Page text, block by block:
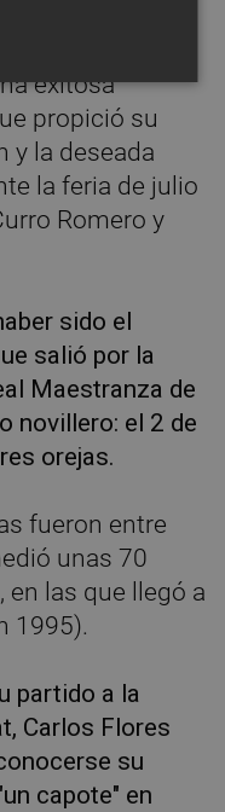
de 1992,
en Blanca
exitosa
propició su
y la deseada
la feria de julio
Romero y
sido el
salió por la
Maestranza de
novillero: el 2 de
orejas.
fueron entre
unas 70
en las que llegó a
1995).
partido a la
Carlos Flores
su
capote" en